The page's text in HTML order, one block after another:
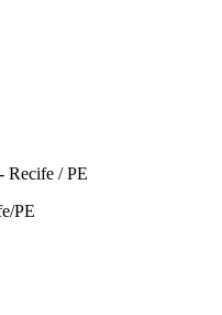
- Recife /PE
PE